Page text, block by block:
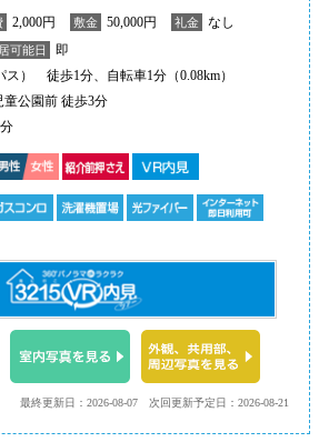
2,000円 敷金 50,000円 礼金 なし
可能日
即
） 徒歩1分、自転車1分（0.08km）
童公園前 徒歩3分
次回更新予定日：2026-08-21
最終更新日：2026-08-07